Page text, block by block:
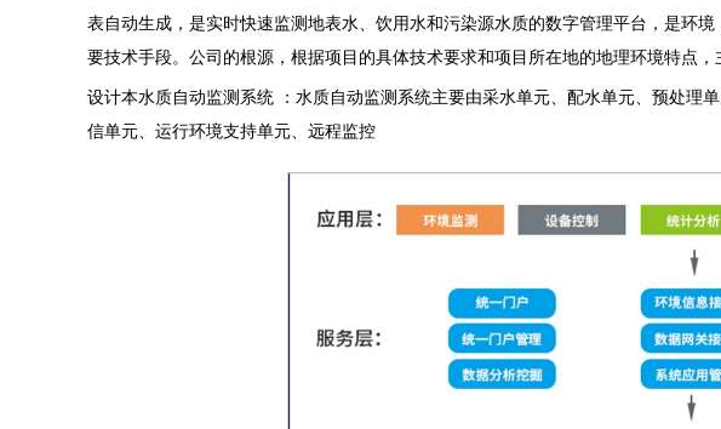
表自动生成，是实时快速监测地表水、饮用水和污染源水质的数字管理平台，是环
要技术手段。公司的根源，根据项目的具体技术要求和项目所在地的地理环境特点，
设计本水质自动监测系统 ：水质自动监测系统主要由采水单元、配水单元、预处理
信单元、运行环境支持单元、远程监控